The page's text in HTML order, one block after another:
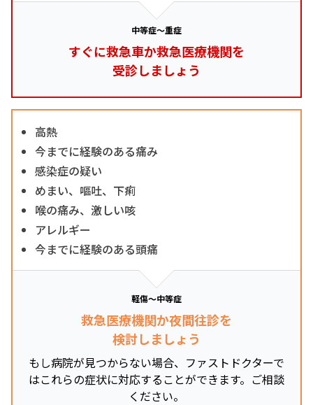
中等症～重症
すぐに救急車か救急医療機関を
受診しましょう
高熱
今までに経験のある痛み
感染症の疑い
めまい、嘔吐、下痢
喉の痛み、激しい咳
アレルギー
今までに経験のある頭痛
軽傷～中等症
救急医療機関か夜間往診を
検討しましょう
もし病院が見つからない場合、ファストドクターで
はこれらの症状に対応することができます。ご相談
ください。